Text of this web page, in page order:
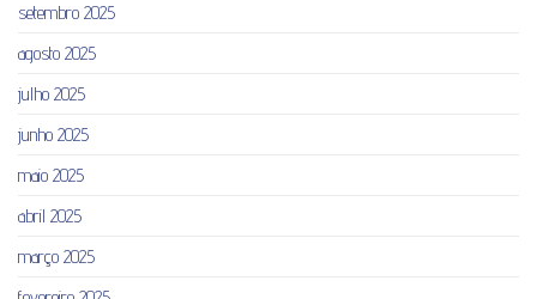
setembro 2025
agosto 2025
julho 2025
junho 2025
maio 2025
abril 2025
março 2025